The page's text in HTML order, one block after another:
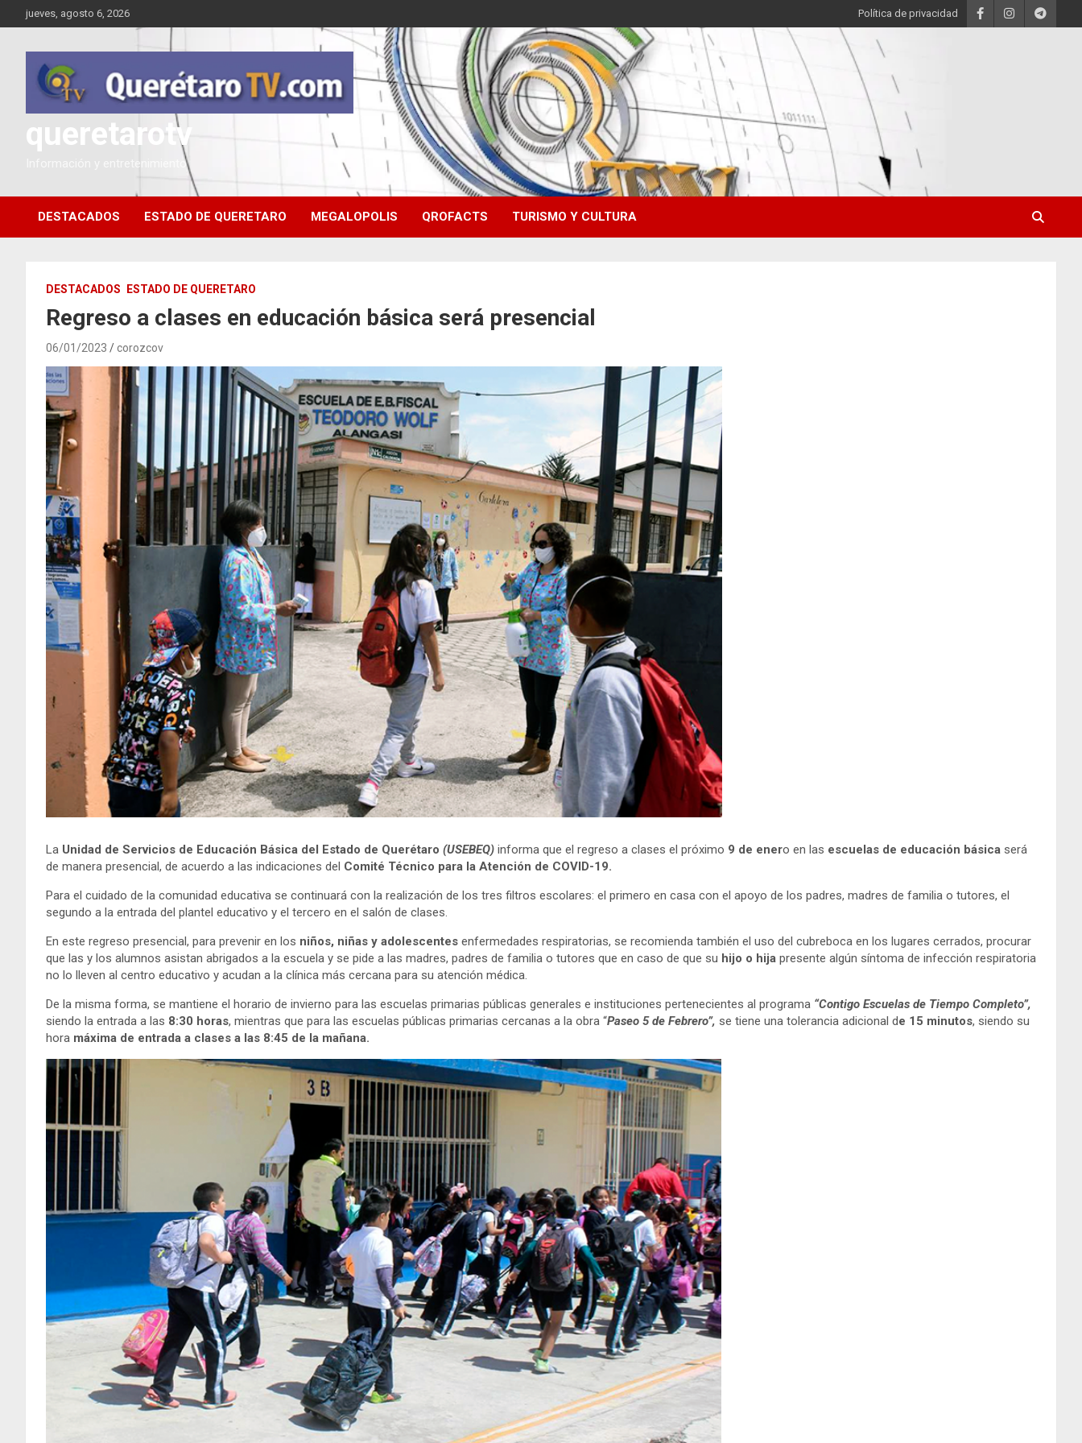
Saltar
al
jueves, agosto 6, 2026 Política de privacidad
queretarotv
Información y entretenimiento
DESTACADOS ESTADO DE QUERETARO MEGALOPOLIS QROFACTS TURISMO Y CULTURA
DESTACADOS ESTADO DE QUERETARO
Regreso a clases en educación básica será presencial
06/01/2023 corozcov
La Unidad de Servicios de Educación Básica del Estado de Querétaro (USEBEQ) informa que el regreso a clases el próximo 9 de enero en las escuelas de educación básica será
de manera presencial, de acuerdo a las indicaciones del Comité Técnico para la Atención de COVID-19.
Para el cuidado de la comunidad educativa se continuará con la realización de los tres filtros escolares: el primero en casa con el apoyo de los padres, madres de familia o tutores, el
segundo a la entrada del plantel educativo y el tercero en el salón de clases.
En este regreso presencial, para prevenir en los niños, niñas y adolescentes enfermedades respiratorias, se recomienda también el uso del cubreboca en los lugares cerrados, procurar
que las y los alumnos asistan abrigados a la escuela y se pide a las madres, padres de familia o tutores que en caso de que su hijo o hija presente algún síntoma de infección respiratoria
no lo lleven al centro educativo y acudan a la clínica más cercana para su atención médica.
De la misma forma, se mantiene el horario de invierno para las escuelas primarias públicas generales e instituciones pertenecientes al programa “Contigo Escuelas de Tiempo Completo”,
siendo la entrada a las 8:30 horas, mientras que para las escuelas públicas primarias cercanas a la obra “Paseo 5 de Febrero”, se tiene una tolerancia adicional de 15 minutos, siendo su
hora máxima de entrada a clases a las 8:45 de la mañana.